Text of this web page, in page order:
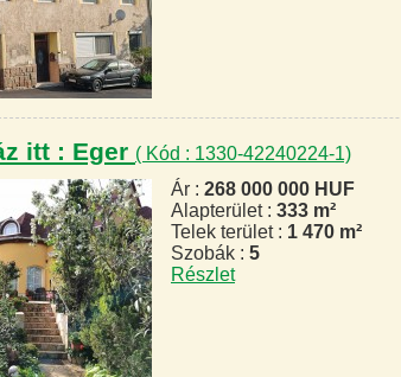
itt : Eger ( Kód : 1330-42240224-1)
Ár : 268 000 000 HUF
Alapterület : 333 m²
Telek terület : 1 470 m²
Szobák : 5
Részlet